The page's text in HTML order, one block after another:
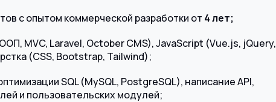
с опытом коммерческой разработки от 4 лет;
MVC, Laravel, October CMS), JavaScript (Vue.js, jQuery,
(CSS, Bootstrap, Tailwind);
SQL (MySQL, PostgreSQL), написание API,
и пользовательских модулей;